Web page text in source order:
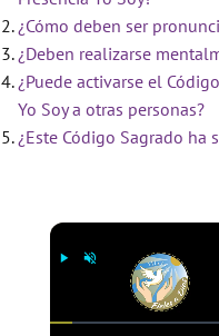
¿Cómo deben ser
¿Deben realizarse
¿Puede activarse el
Yo Soy a otras personas?
¿Este Código Sagrado ha